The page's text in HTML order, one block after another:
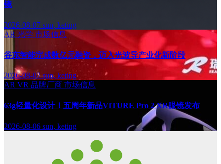
镜
2026-08-07 sun, keting
AR 光学 市场信息
谷东智能完成数亿元融资，迈入光波导产业化新阶段
2026-08-07sun, keting
AR VR 品牌厂商 市场信息
63g轻量化设计！五周年新品VITURE Pro 2 XR眼镜发布
2026-08-06 sun, keting